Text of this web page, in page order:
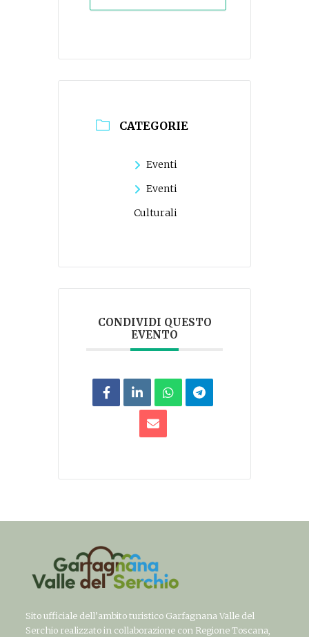
CATEGORIE
Eventi
Eventi
Culturali
CONDIVIDI QUESTO
EVENTO
Sito ufficiale dell’ambito turistico Garfagnana Valle del
Serchio realizzato in collaborazione con Regione Toscana,